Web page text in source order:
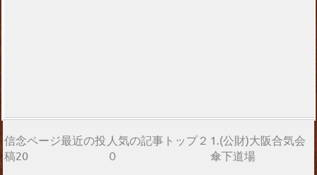
信念ページ最近の投
稿20
人気の記事トップ２
０
1.(公財)大阪合気会
傘下道場